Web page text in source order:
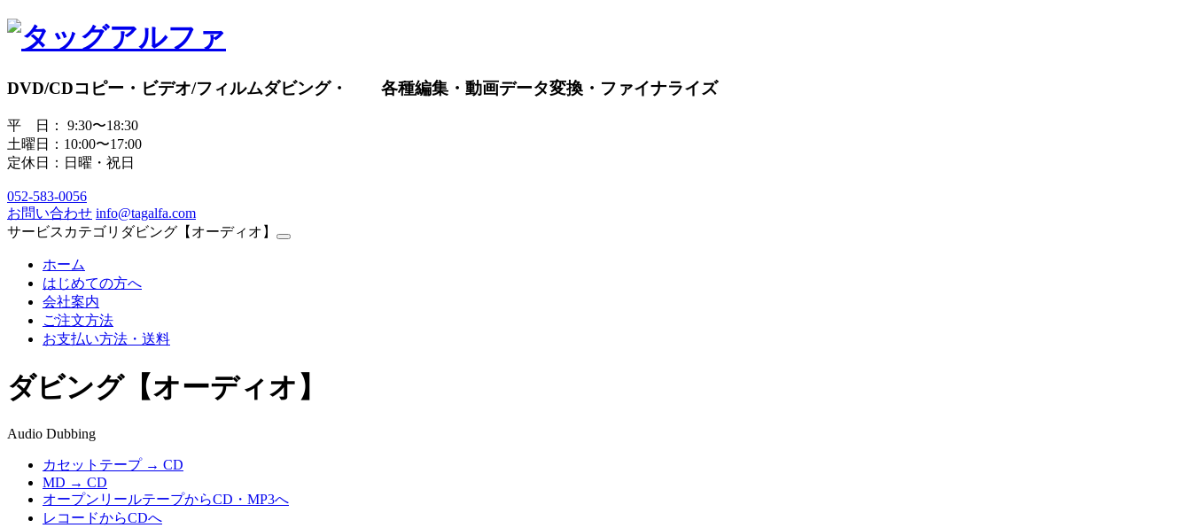
DVD/CDコピー・ビデオ/フィルムダビング・ 各種編集・動画データ変換・ファイナライズ
平 日： 9:30〜18:30
土曜日：10:00〜17:00
定休日：日曜・祝日
052-583-0056
お問い合わせ info@tagalfa.com
サービスカテゴリダビング【オーディオ】
ホーム
はじめての方へ
会社案内
ご注文方法
お支払い方法・送料
ダビング【オーディオ】
Audio Dubbing
カセットテープ → CD
MD → CD
オープンリールテープからCD・MP3へ
レコードからCDへ